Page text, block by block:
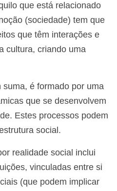
que está relacionado
(sociedade) tem que
que têm interações e
cultura, criando uma
é formado por uma
que se desenvolvem
Estes processos podem
social.
realidade social inclui
vinculadas entre si
(que podem implicar